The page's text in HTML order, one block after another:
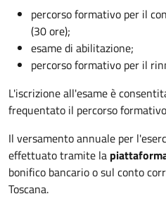
percorso formativo per il
(30 ore);
esame di abilitazione;
percorso formativo per il
L'iscrizione all'esame è
frequentato il percorso
Il versamento annuale per
effettuato tramite la
bonifico bancario o sul conto
Toscana.